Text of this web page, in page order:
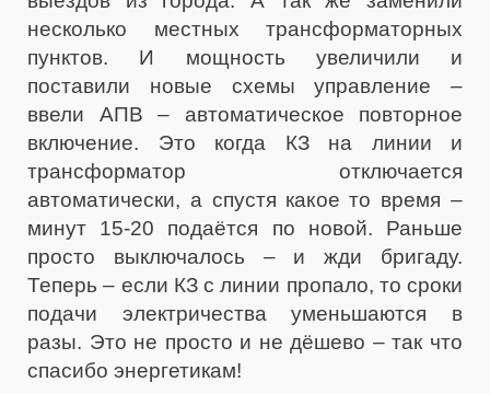
несколько местных трансформаторных
пунктов. И мощность увеличили и
поставили новые схемы управление –
ввели АПВ – автоматическое повторное
включение. Это когда КЗ на линии и
трансформатор отключается
автоматически, а спустя какое то время –
минут 15-20 подаётся по новой. Раньше
просто выключалось – и жди бригаду.
Теперь – если КЗ с линии пропало, то сроки
подачи электричества уменьшаются в
разы. Это не просто и не дёшево – так что
спасибо энергетикам!